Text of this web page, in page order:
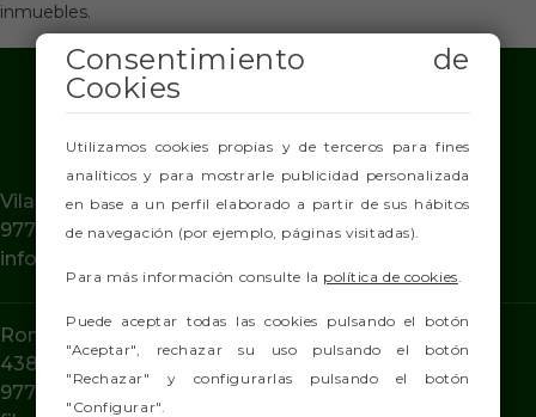
inmuebles.
Vilamar 16, Calafell (Tarragona) 43820
977 693 867-617 088 853
info@filainmobiliaria.com
Ronda Universidad 1, Segur de Calafell (Tarragona)
43882
977 164 974
619 834 996
Consentimiento de
Cookies
Utilizamos cookies propias y de terceros para fines
analíticos y para mostrarle publicidad personalizada
en base a un perfil elaborado a partir de sus hábitos
de navegación (por ejemplo, páginas visitadas).
Para más información consulte la política de cookies.
Puede aceptar todas las cookies pulsando el botón
"Aceptar", rechazar su uso pulsando el botón
"Rechazar" y configurarlas pulsando el botón
"Configurar".